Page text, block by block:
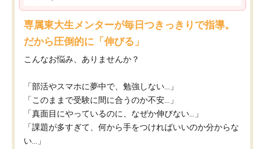
専属東大生メンターが毎日つきっきりで指導。
だから圧倒的に「伸びる」
こんなお悩み、ありませんか？
「部活やスマホに夢中で、勉強しない…」
「このままで受験に間に合うのか不安…」
「真面目にやっているのに、なぜか伸びない…」
「課題が多すぎて、何から手をつければいいのか分からな
い…」